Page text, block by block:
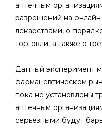
аптечным
разрешений на
лекарствами, о
торговли, а также о
Данный эксперимент
фармацевтическом
пока не установлены
аптечным
серьезными будут